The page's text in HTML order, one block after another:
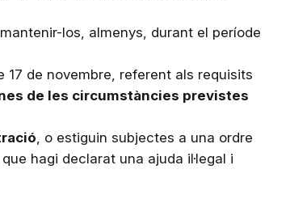
los, almenys, durant el període
17 de novembre, referent als requisits
de les circumstàncies previstes
, o estiguin subjectes a una ordre
hagi declarat una ajuda il·legal i